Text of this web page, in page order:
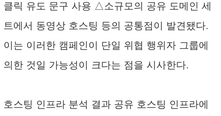
클릭 유도 문구 사용 △소규모의 공유 도메인 세
트에서 동영상 호스팅 등의 공통점이 발견됐다.
이는 이러한 캠페인이 단일 위협 행위자 그룹에
의한 것일 가능성이 크다는 점을 시사한다.
호스팅 인프라 분석 결과 공유 호스팅 인프라에